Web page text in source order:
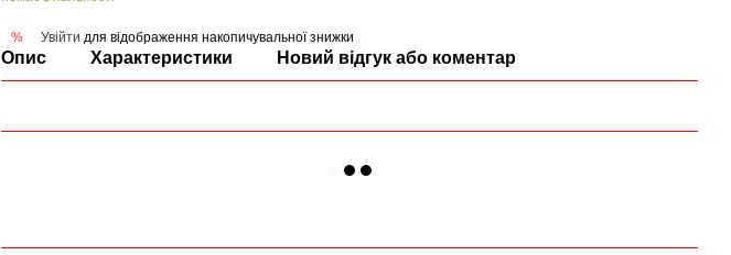
% Увійти для відображення накопичувальної знижки
Опис Характеристики Новий відгук або коментар